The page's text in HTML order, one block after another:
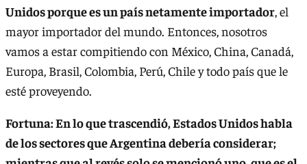
Unidos porque es un país netamente importador, el
mayor importador del mundo. Entonces, nosotros
vamos a estar compitiendo con México, China, Canadá,
Europa, Brasil, Colombia, Perú, Chile y todo país que le
esté proveyendo.
Fortuna: En lo que trascendió, Estados Unidos habla
de los sectores que Argentina debería considerar;